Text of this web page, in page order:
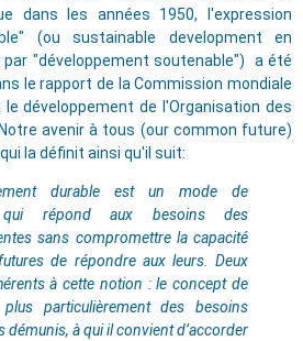
dans les années 1950, l'expression
(ou sustainable development en
"développement soutenable") a été
le rapport de la Commission mondiale
développement de l'Organisation des
avenir à tous (our common future)
la définit ainsi qu'il suit:
durable est un mode de
qui répond aux besoins des
sans compromettre la capacité
de répondre aux leurs. Deux
à cette notion : le concept de
particulièrement des besoins
démunis, à qui il convient d’accorder